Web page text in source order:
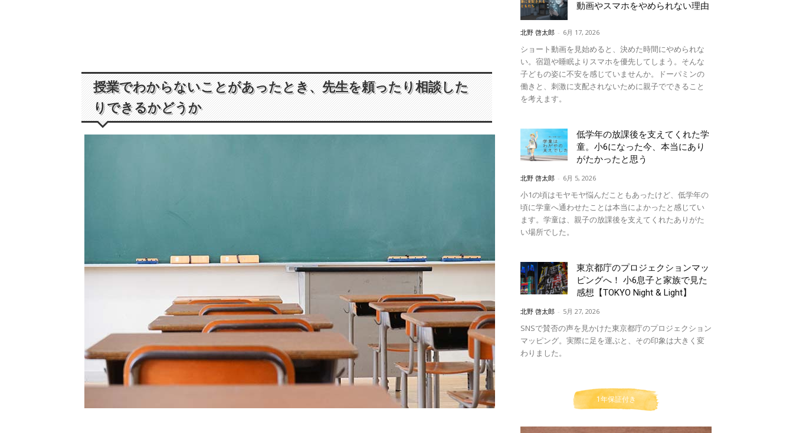
授業でわからないことがあったとき、先生を頼ったり相談した
りできるかどうか
動画やスマホをやめられない理由
北野 啓太郎 - 6月 17, 2026
ショート動画を見始めると、決めた時間にやめられな
い。宿題や睡眠よりスマホを優先してしまう。そんな
子どもの姿に不安を感じていませんか。ドーパミンの
働きと、刺激に支配されないために親子でできること
を考えます。
低学年の放課後を支えてくれた学
童。小6になった今、本当にあり
がたかったと思う
北野 啓太郎 - 6月 5, 2026
小1の頃はモヤモヤ悩んだこともあったけど、低学年の
頃に学童へ通わせたことは本当によかったと感じてい
ます。学童は、親子の放課後を支えてくれたありがた
い場所でした。
東京都庁のプロジェクションマッ
ピングへ！ 小6息子と家族で見た
感想【TOKYO Night & Light】
北野 啓太郎 - 5月 27, 2026
SNSで賛否の声を見かけた東京都庁のプロジェクション
マッピング。実際に足を運ぶと、その印象は大きく変
わりました。
1年保証付き